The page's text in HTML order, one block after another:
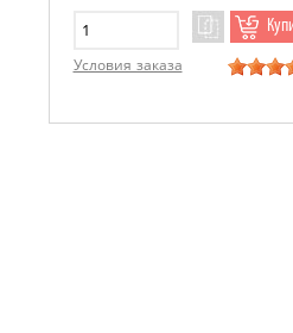
Условия заказа